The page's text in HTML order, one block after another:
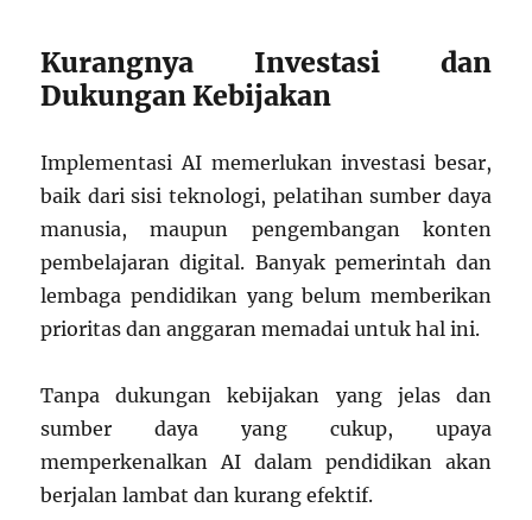
Kurangnya Investasi dan
Dukungan Kebijakan
Implementasi AI memerlukan investasi besar,
baik dari sisi teknologi, pelatihan sumber daya
manusia, maupun pengembangan konten
pembelajaran digital. Banyak pemerintah dan
lembaga pendidikan yang belum memberikan
prioritas dan anggaran memadai untuk hal ini.
Tanpa dukungan kebijakan yang jelas dan
sumber daya yang cukup, upaya
memperkenalkan AI dalam pendidikan akan
berjalan lambat dan kurang efektif.